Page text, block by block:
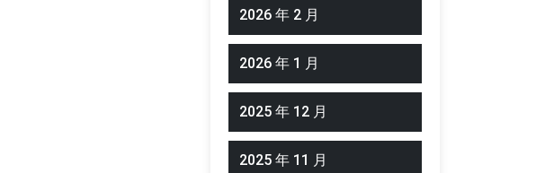
2026 年 2 月
2026 年 1 月
2025 年 12 月
2025 年 11 月